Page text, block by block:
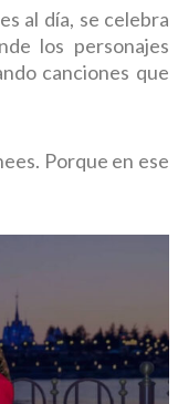
al día, se celebra
los personajes
canciones que
Porque en ese